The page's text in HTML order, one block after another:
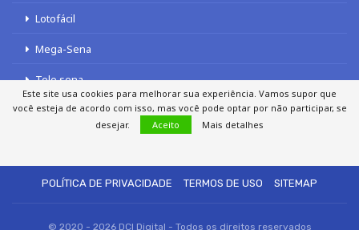
Lotofácil
Mega-Sena
Tele sena
POLÍTICA DE PRIVACIDADE
TERMOS DE USO SITEMAP
© 2020 - 2026 DCI Digital - Todos os direitos reservados
Este site usa cookies para melhorar sua experiência. Vamos supor que
você esteja de acordo com isso, mas você pode optar por não participar, se
desejar.
Aceito Mais detalhes